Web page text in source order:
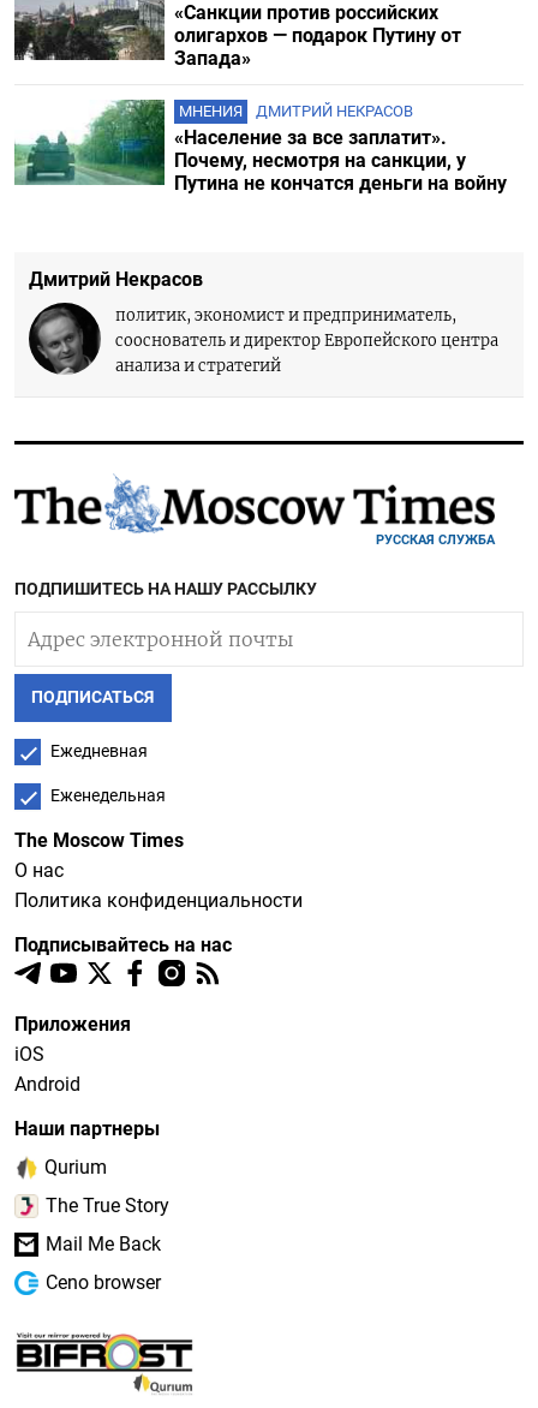
«Санкции против российских
олигархов — подарок Путину от
Запада»
МНЕНИЯ ДМИТРИЙ НЕКРАСОВ
«Население за все заплатит».
Почему, несмотря на санкции, у
Путина не кончатся деньги на войну
Дмитрий Некрасов
политик, экономист и предприниматель,
сооснователь и директор Европейского центра
анализа и стратегий
РУССКАЯ СЛУЖБА
ПОДПИШИТЕСЬ НА НАШУ РАССЫЛКУ
ПОДПИСАТЬСЯ
Ежедневная
Еженедельная
The Moscow Times
О нас
Политика конфиденциальности
Подписывайтесь на нас
Приложения
iOS
Android
Наши партнеры
Qurium
The True Story
Mail Me Back
Ceno browser